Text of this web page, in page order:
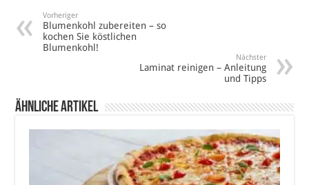
Vorheriger
Blumenkohl zubereiten – so
kochen Sie köstlichen
Blumenkohl!
Nächster
Laminat reinigen – Anleitung
und Tipps
Ähnliche Artikel